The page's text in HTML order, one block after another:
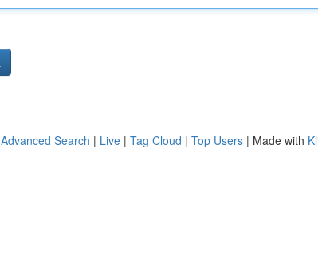
Advanced Search | Live | Tag Cloud | Top Users | Made with